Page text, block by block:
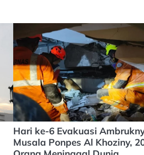
Hari ke-6 Evakuasi
Musala Ponpes Al Khoziny,